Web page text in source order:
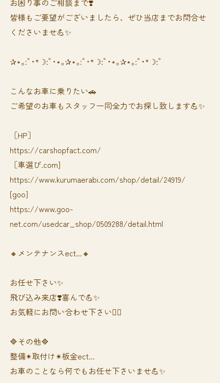
お困り事のご相談まで❣️
皆様もご要望がございましたら、ぜひ当店までお問合せ
くださいませ💪✨
✰⋆｡:ﾟ･*☽:ﾟ･⋆｡✰⋆｡:ﾟ･*☽:ﾟ･⋆｡✰⋆｡:ﾟ･*☽:ﾟ
⁡⁡⁡こんなお車に乗りたい🚗
ご希望のお車もスタッフ一同全力でお探し致します💪✨
［HP］
https://carshopfact.com/
［車選び.com]
https://www.kurumaerabi.com/shop/detail/24919/
[goo]
https://www.goo-
net.com/usedcar_shop/0509288/detail.html
🔸メンテナンスect...🔸
お任せ下さい✨
飛び込み来店❣️喜んで💪✨
お気軽にお問い合わせ下さい🙆‍♀️
🔷その他🔷
整備✴︎取付け✴︎板金ect...
お車のことなら何でもお任せ下さいませ💪✨